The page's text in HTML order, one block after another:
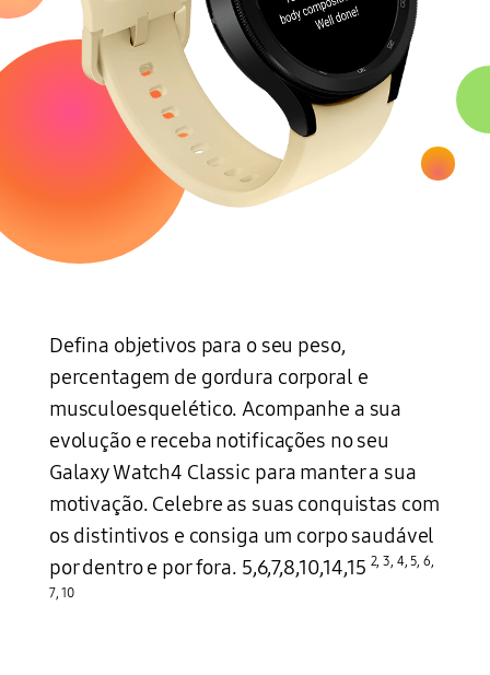
Defina objetivos para o seu peso,
percentagem de gordura corporal e
musculoesquelético. Acompanhe a sua
evolução e receba notificações no seu
Galaxy Watch4 Classic para manter a sua
motivação. Celebre as suas conquistas com
os distintivos e consiga um corpo saudável
por dentro e por fora. 5,6,7,8,10,14,15 2,3, 4,5,6,
7,10